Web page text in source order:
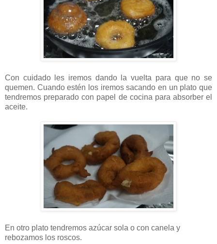
Con cuidado les iremos dando la vuelta para que no se
quemen. Cuando estén los iremos sacando en un plato que
tendremos preparado con papel de cocina para absorber el
aceite.
En otro plato tendremos azúcar sola o con canela y
rebozamos los roscos.